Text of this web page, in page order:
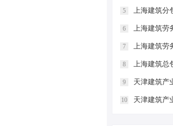
5 上海建筑分包费用大揭秘：节
6 上海建筑劳务许可证办理费用揭秘
7 上海建筑劳务许可证如
8 上海建筑总包免费办理？揭
9 天津建筑产业园总包资质挂
10 天津建筑产业园总包资质挂